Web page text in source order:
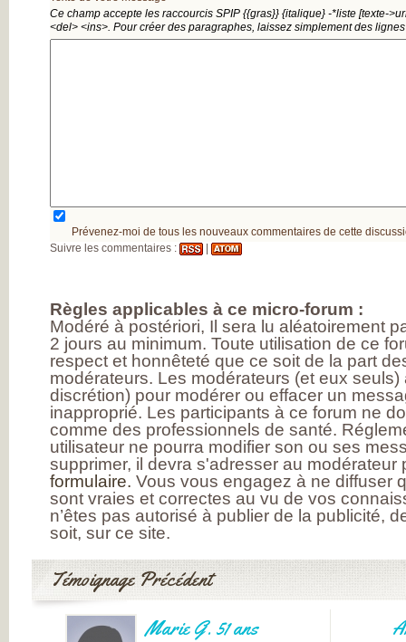
D’ARTHROSE
DOULEUR ET
ARTHROSE
ENQUÊTE
PARTICIPEZ À LA
L’ARTHROSE,
MALADIE DE
L’ARTICULATION
DE NOMBREUX
RÉPONDANTS
ET EN ACTIVITÉ
D’IMPORTANTS
BESOINS
UN QUOTIDIEN
FORTEMENT
PERTURBÉ
DES BESOINS
LARGEMENT
INSATISFAITS
PARTICIPEZ AUX
Ce champ accepte les raccourcis SPIP {{gras}} {italique} -*liste [texte-
<del> <ins>. Pour créer des paragraphes, laissez simplement des
Prévenez-moi de tous les nouveaux commentaires de cette
Suivre les commentaires :
Règles applicables à ce micro-forum :
Modéré à postériori, Il sera lu aléatoirement
2 jours au minimum. Toute utilisation de ce
respect et honnêteté que ce soit de la part
modérateurs. Les modérateurs (et eux
discrétion) pour modérer ou effacer un
inapproprié. Les participants à ce forum ne
comme des professionnels de santé.
utilisateur ne pourra modifier son ou ses
supprimer, il devra s'adresser au
formulaire. Vous vous engagez à ne diffuser
sont vraies et correctes au vu de vos
n’êtes pas autorisé à publier de la publicité,
soit, sur ce site.
Témoignage Précédent
Marie G. 51 ans